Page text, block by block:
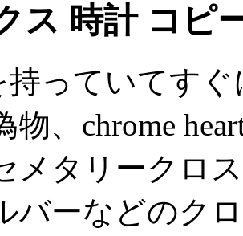
ス 時計 コピ
持っていてす
物、chrome
メタリークロ
バーなどのク